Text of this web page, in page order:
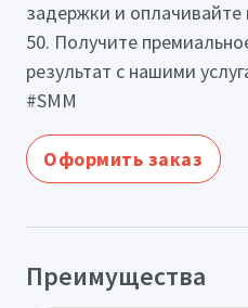
задержки и
50. Получите
результат с нашими
#SMM
Оформить заказ
Преимущества